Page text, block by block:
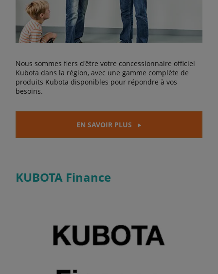
Nous sommes fiers d'être votre concessionnaire officiel
Kubota dans la région, avec une gamme complète de
produits Kubota disponibles pour répondre à vos
besoins.
EN SAVOIR PLUS
KUBOTA Finance